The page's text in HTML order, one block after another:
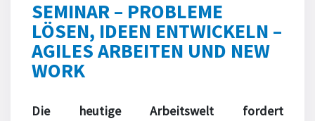
SEMINAR – PROBLEME
LÖSEN, IDEEN ENTWICKELN –
AGILES ARBEITEN UND NEW
WORK
Die heutige Arbeitswelt fordert